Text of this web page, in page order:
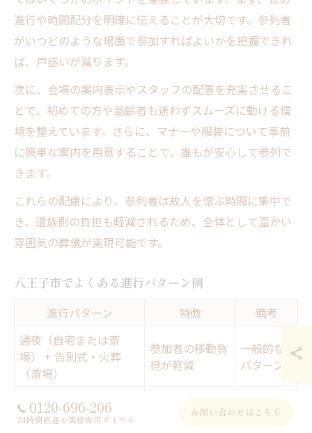
進行や時間配分を明確に伝えることが大切です。参列者
がいつどのような場面で参加すればよいかを把握できれ
ば、戸惑いが減ります。
次に、会場の案内表示やスタッフの配置を充実させるこ
とで、初めての方や高齢者も迷わずスムーズに動ける環
境を整えています。さらに、マナーや服装について事前
に簡単な案内を用意することで、誰もが安心して参列で
きます。
これらの配慮により、参列者は故人を偲ぶ時間に集中で
き、遺族側の負担も軽減されるため、全体として温かい
雰囲気の葬儀が実現可能です。
八王子市でよくある進行パターン例
進行パターン 特徴
備考
通夜（自宅または斎
場） + 告別式・火葬
（斎場）
参加者の移動負
担が軽減
一般的な
パターン
宗教的儀式重視パター
ン
や戒名授与を含
宗教色が
0120-696-206
24時間直通お客様専用ダイヤル
お問い合わせはこちら